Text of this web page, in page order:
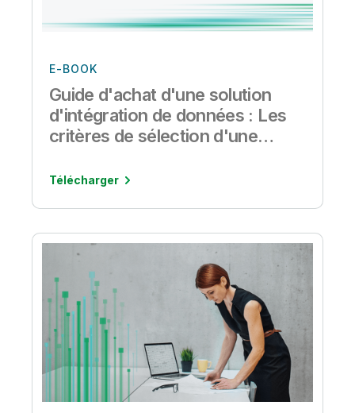
E-BOOK
Guide d'achat d'une solution
d'intégration de données : Les
critères de sélection d'une
données
Télécharger